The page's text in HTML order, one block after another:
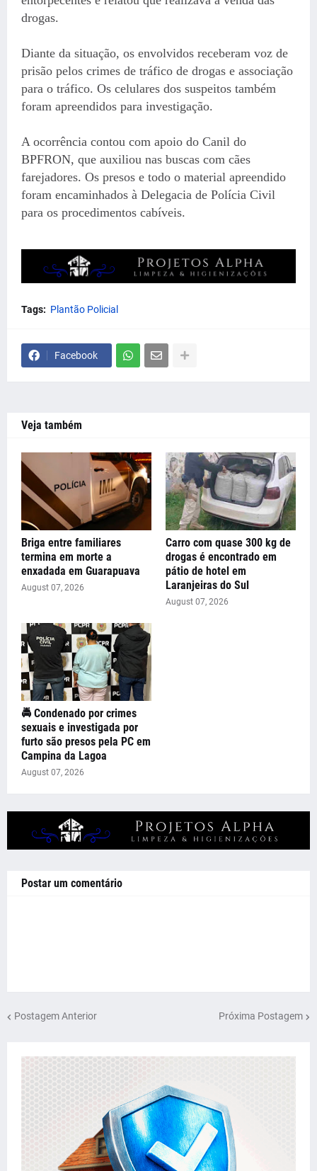
drogas.
Diante da situação, os envolvidos receberam voz de
prisão pelos crimes de tráfico de drogas e associação
para o tráfico. Os celulares dos suspeitos também
foram apreendidos para investigação.
A ocorrência contou com apoio do Canil do
BPFRON, que auxiliou nas buscas com cães
farejadores. Os presos e todo o material apreendido
foram encaminhados à Delegacia de Polícia Civil
para os procedimentos cabíveis.
Tags: Plantão Policial
Facebook
Veja também
Briga entre familiares
termina em morte a
enxadada em Guarapuava
August 07, 2026
Carro com quase 300 kg de
drogas é encontrado em
pátio de hotel em
Laranjeiras do Sul
August 07, 2026
🚔 Condenado por crimes
sexuais e investigada por
furto são presos pela PC em
Campina da Lagoa
August 07, 2026
Postar um comentário
Postagem Anterior Próxima Postagem